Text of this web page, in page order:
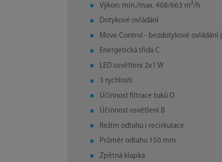
Výkon: min./max. 408/663 m³/h
Dotykové ovládání
Move Control - bezdotykové ovládání
Energetická třída C
LED osvětlení 2x1 W
3 rychlosti
Účinnost filtrace tuků D
Účinnost osvětlení B
Režim odtahu i recirkulace
Průměr odtahu 150 mm
Zpětná klapka